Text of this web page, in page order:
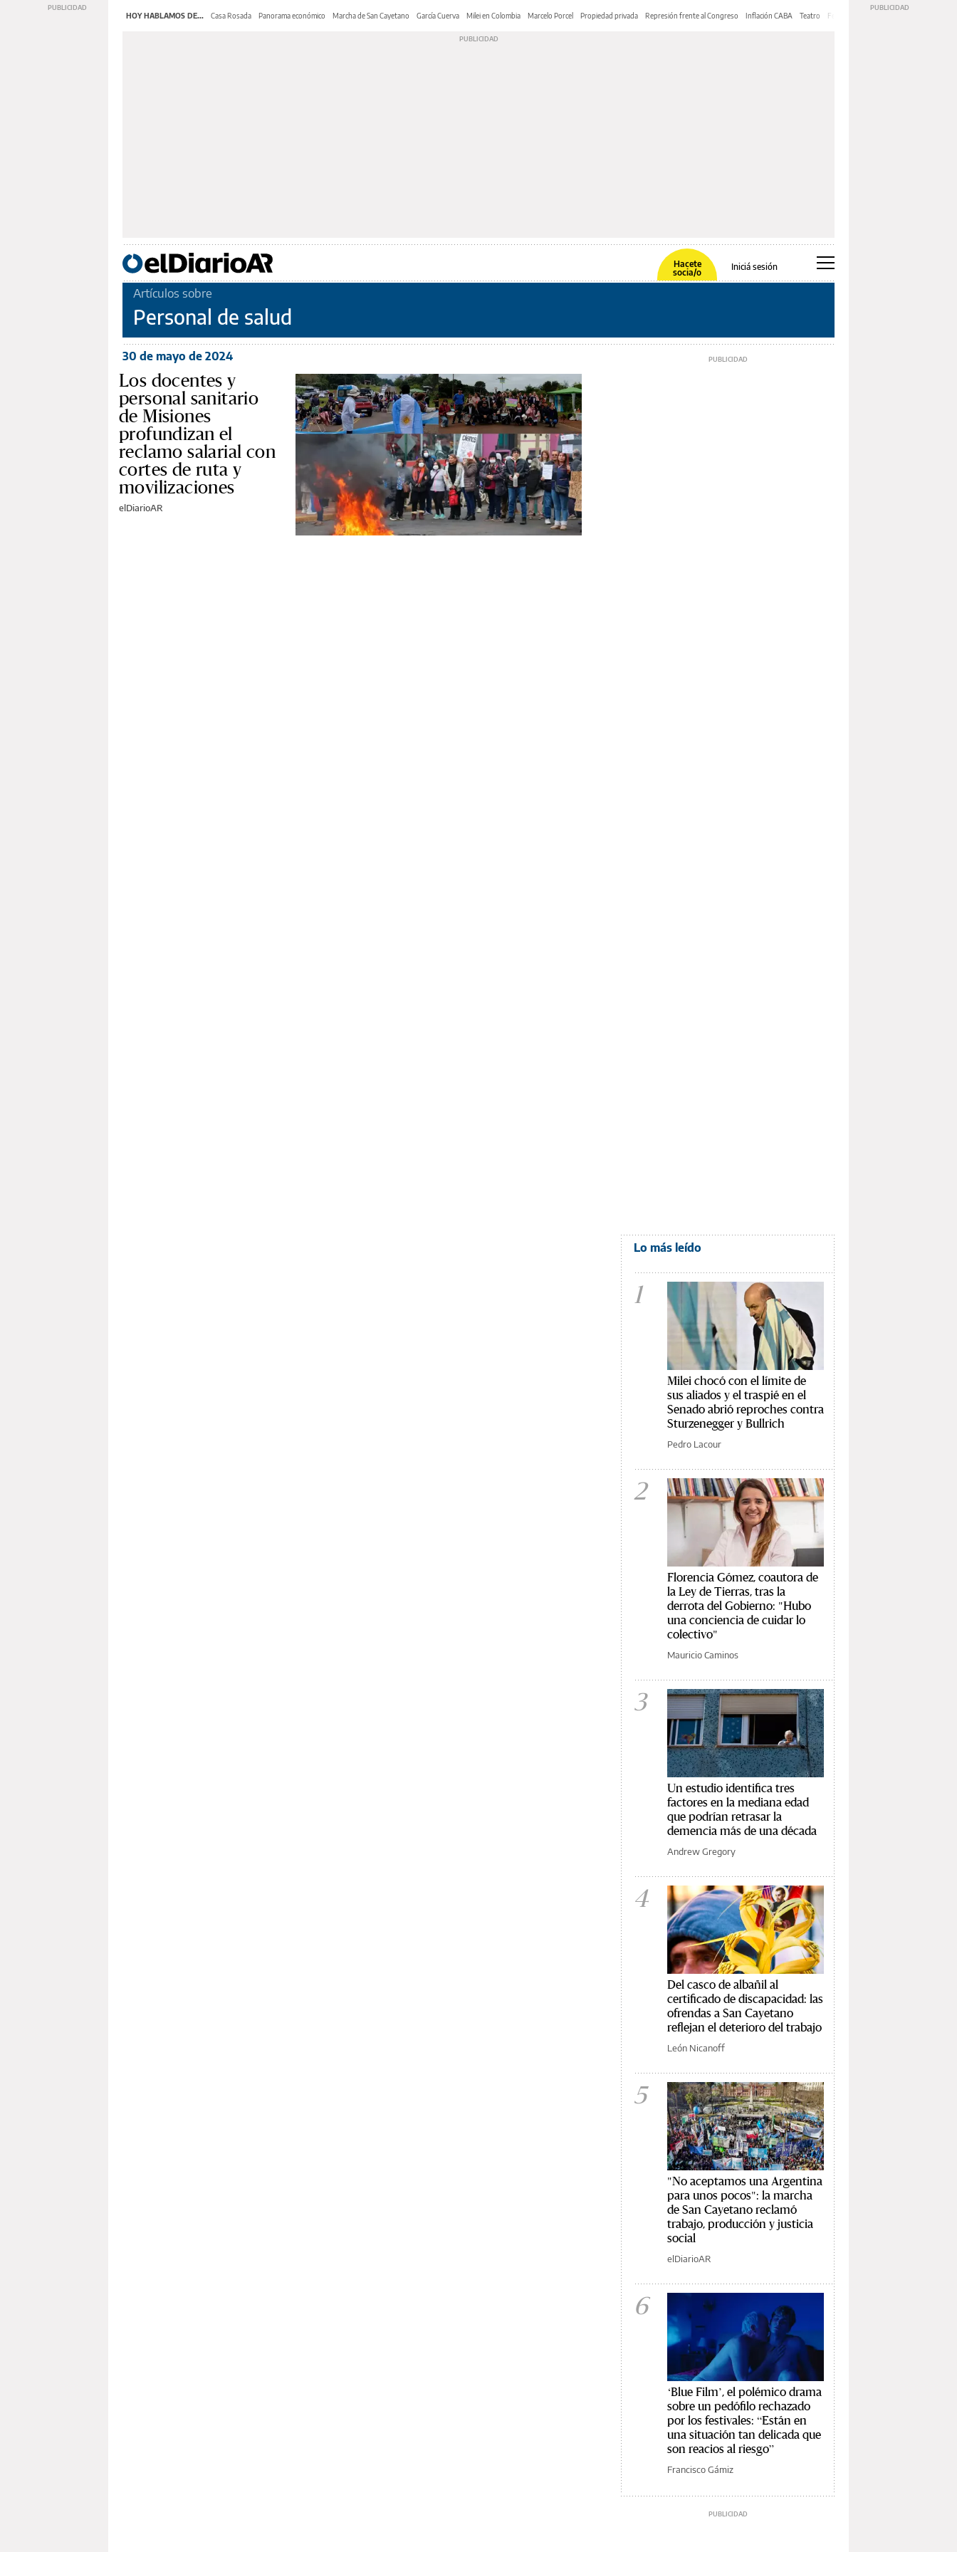
HOY HABLAMOS DE... Casa Rosada Panorama económico Marcha de San Cayetano García Cuerva Milei en Colombia Marcelo Porcel Propiedad privada Represión frente al Congreso Inflación CABA Teatro Feria de Editores
Hacete
socia/o
Iniciá sesión
Artículos sobre
Personal de salud
30 de mayo de 2024
Los docentes y
personal sanitario
de Misiones
profundizan el
reclamo salarial con
cortes de ruta y
movilizaciones
elDiarioAR
Lo más leído
1
Milei chocó con el límite de
sus aliados y el traspié en el
Senado abrió reproches contra
Sturzenegger y Bullrich
Pedro Lacour
2
Florencia Gómez, coautora de
la Ley de Tierras, tras la
derrota del Gobierno: "Hubo
una conciencia de cuidar lo
colectivo"
Mauricio Caminos
3
Un estudio identifica tres
factores en la mediana edad
que podrían retrasar la
demencia más de una década
Andrew Gregory
4
Del casco de albañil al
certificado de discapacidad: las
ofrendas a San Cayetano
reflejan el deterioro del trabajo
León Nicanoff
5
"No aceptamos una Argentina
para unos pocos": la marcha
de San Cayetano reclamó
trabajo, producción y justicia
social
elDiarioAR
6
‘Blue Film’, el polémico drama
sobre un pedófilo rechazado
por los festivales: “Están en
una situación tan delicada que
son reacios al riesgo”
Francisco Gámiz